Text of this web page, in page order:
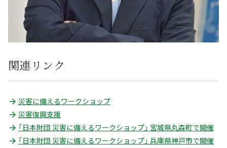
関連リンク
災害に備えるワークショップ
災害復興支援
「日本財団 災害に備えるワークショップ」 宮城県丸森町で開催
「日本財団 災害に備えるワークショップ」 兵庫県神戸市で開催